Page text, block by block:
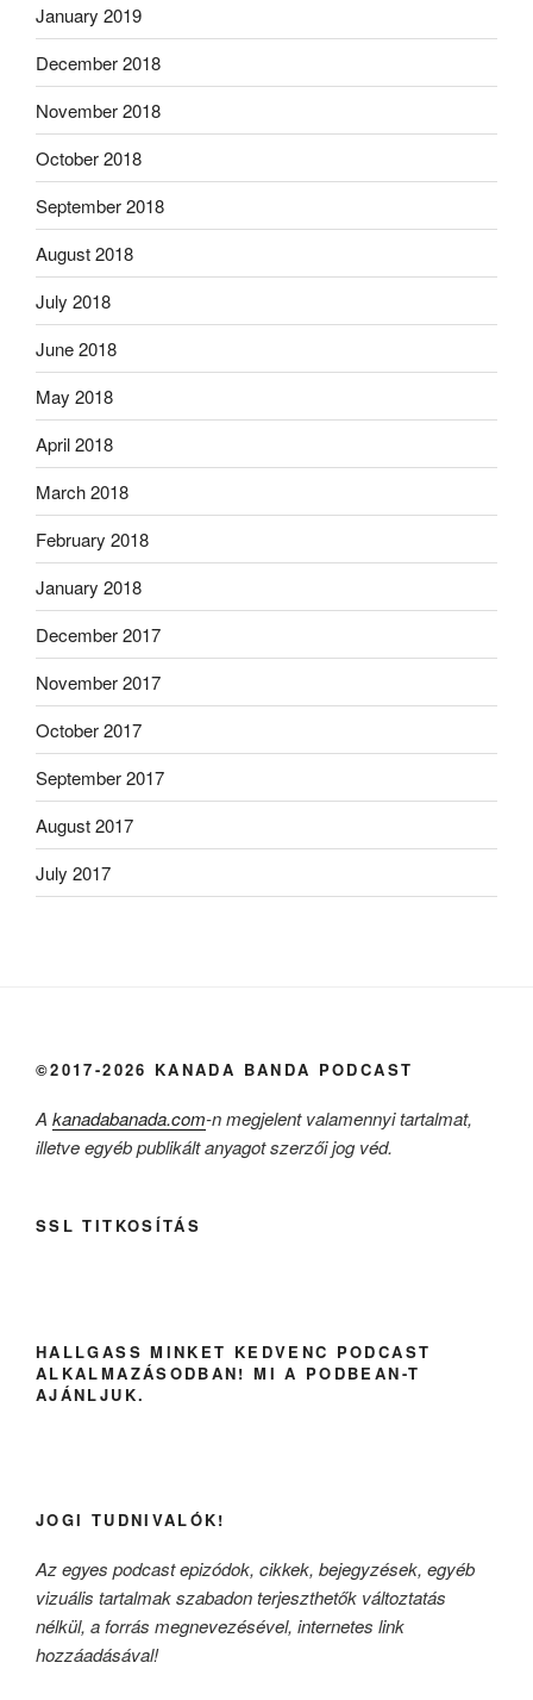
January 2019
December 2018
November 2018
October 2018
September 2018
August 2018
July 2018
June 2018
May 2018
April 2018
March 2018
February 2018
January 2018
December 2017
November 2017
October 2017
September 2017
August 2017
July 2017
©2017-2026 KANADA BANDA PODCAST
A kanadabanada.com-n megjelent valamennyi tartalmat,
illetve egyéb publikált anyagot szerzői jog véd.
SSL TITKOSÍTÁS
HALLGASS MINKET KEDVENC PODCAST
ALKALMAZÁSODBAN! MI A PODBEAN-T
AJÁNLJUK.
JOGI TUDNIVALÓK!
Az egyes podcast epizódok, cikkek, bejegyzések, egyéb
vizuális tartalmak szabadon terjeszthetők változtatás
nélkül, a forrás megnevezésével, internetes link
hozzáadásával!